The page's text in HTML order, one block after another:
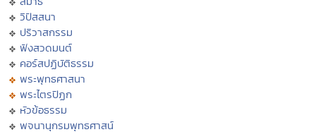
วิปัสสนา
ปริวาสกรรม
ฟังสวดมนต์
คอร์สปฏิบัติธรรม
พระพุทธศาสนา
พระไตรปิฏก
หัวข้อธรรม
พจนานุกรมพุทธศาสน์